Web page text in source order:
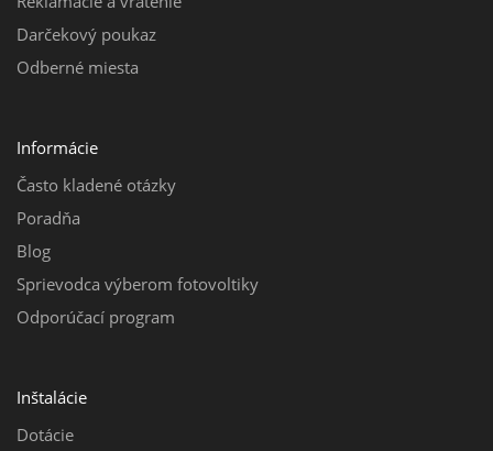
Darčekový poukaz
Odberné miesta
Informácie
Často kladené otázky
Poradňa
Blog
Sprievodca výberom fotovoltiky
Odporúčací program
Inštalácie
Dotácie